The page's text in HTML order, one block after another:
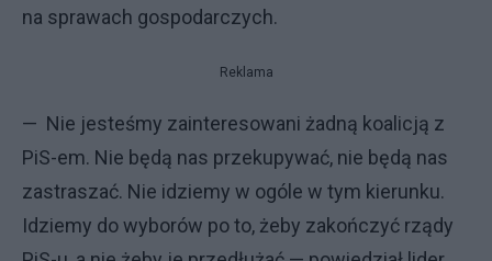
na sprawach gospodarczych.
Reklama
— Nie jesteśmy zainteresowani żadną koalicją z
PiS-em. Nie będą nas przekupywać, nie będą nas
zastraszać. Nie idziemy w ogóle w tym kierunku.
Idziemy do wyborów po to, żeby zakończyć rządy